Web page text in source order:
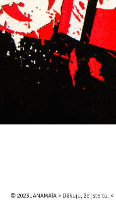
© 2023 JANAMATA > Děkuju, že jste tu. <